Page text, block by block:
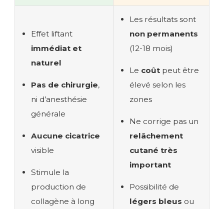
Effet liftant
immédiat et
naturel
Pas de chirurgie,
ni d’anesthésie
générale
Aucune cicatrice
visible
Stimule la
production de
collagène à long
Les résultats sont
non permanents
(12-18 mois)
Le coût peut être
élevé selon les
zones
Ne corrige pas un
relâchement
cutané très
important
Possibilité de
légers bleus ou